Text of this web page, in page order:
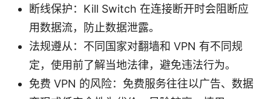
断线保护：Kill Switch 在连接断开时会阻断应
用数据流，防止数据泄露。
法规遵从：不同国家对翻墙和 VPN 有不同规
定，使用前了解当地法律，避免违法行为。
免费 VPN 的风险：免费服务往往以广告、数据